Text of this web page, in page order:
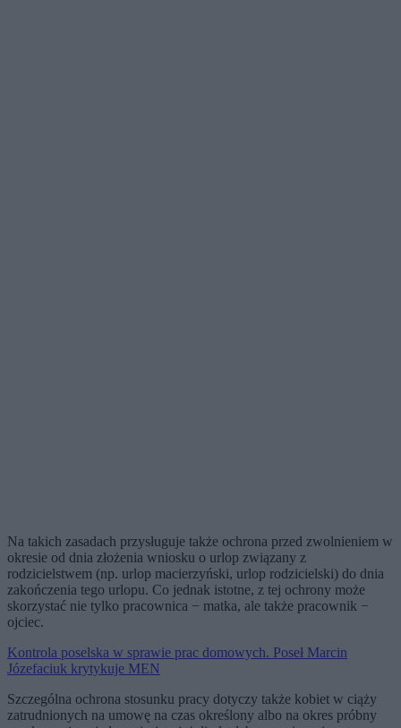
Na takich zasadach przysługuje także ochrona przed zwolnieniem w
okresie od dnia złożenia wniosku o urlop związany z
rodzicielstwem (np. urlop macierzyński, urlop rodzicielski) do dnia
zakończenia tego urlopu. Co jednak istotne, z tej ochrony może
skorzystać nie tylko pracownica − matka, ale także pracownik −
ojciec.
Kontrola poselska w sprawie prac domowych. Poseł Marcin
Józefaciuk krytykuje MEN
Szczególna ochrona stosunku pracy dotyczy także kobiet w ciąży
zatrudnionych na umowę na czas określony albo na okres próbny